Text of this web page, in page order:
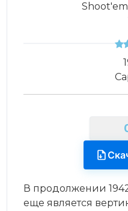
В продолжении
еще является